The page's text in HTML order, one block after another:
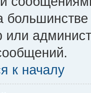
или
к началу